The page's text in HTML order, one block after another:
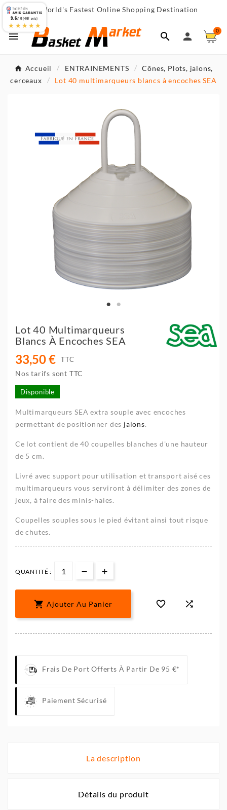
 World's Fastest Online Shopping Destination
  
0
Accueil ENTRAINEMENTS
Cônes, Plots, jalons,
cerceaux
Lot 40 multimarqueurs blancs à encoches SEA
Lot 40 Multimarqueurs
Blancs À Encoches SEA
33,50 € TTC
Nos tarifs sont TTC
Disponible
Multimarqueurs SEA extra souple avec encoches
permettant de positionner des jalons.
Ce lot contient de 40 coupelles blanches d'une hauteur
de 5 cm.
Livré avec support pour utilisation et transport aisé ces
multimarqueurs vous serviront à délimiter des zones de
jeux, à faire des minis-haies.
Coupelles souples sous le pied évitant ainsi tout risque
de chutes.
QUANTITÉ :
 Ajouter Au Panier  
Frais De Port Offerts À Partir De 95 €*
Paiement Sécurisé
La description
Détails du produit
9.6/10 (467 avis)
★★★★★